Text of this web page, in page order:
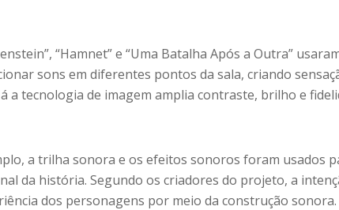
“Hamnet” e “Uma Batalha Após a Outra”
sons em diferentes pontos da sala, criando
a tecnologia de imagem amplia contraste, brilho e
a trilha sonora e os efeitos sonoros foram usados
da história. Segundo os criadores do projeto, a
dos personagens por meio da construção sonora.